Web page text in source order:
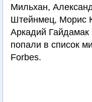
Мильхан,
Штейнмец, Морис
Аркадий
попали в список
Forbes.